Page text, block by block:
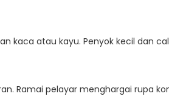
kaca atau kayu. Penyok kecil dan
Ramai pelayar menghargai rupa